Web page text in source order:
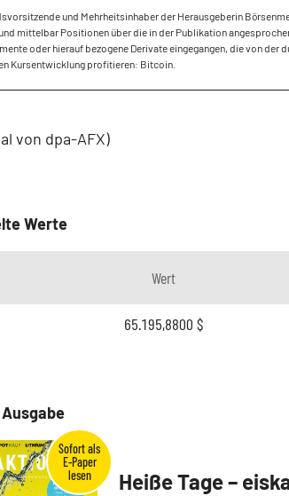
und Mehrheitsinhaber der Herausgeberin
mittelbar Positionen über die in der Publikation
oder hierauf bezogene Derivate eingegangen, die von der
Kursentwicklung profitieren: Bitcoin.
von dpa-AFX)
Werte
Wert
65.195,8800 $
Heiße Tage –